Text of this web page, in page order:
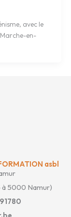
avec le
en-
asbl
à 5000 Namur)